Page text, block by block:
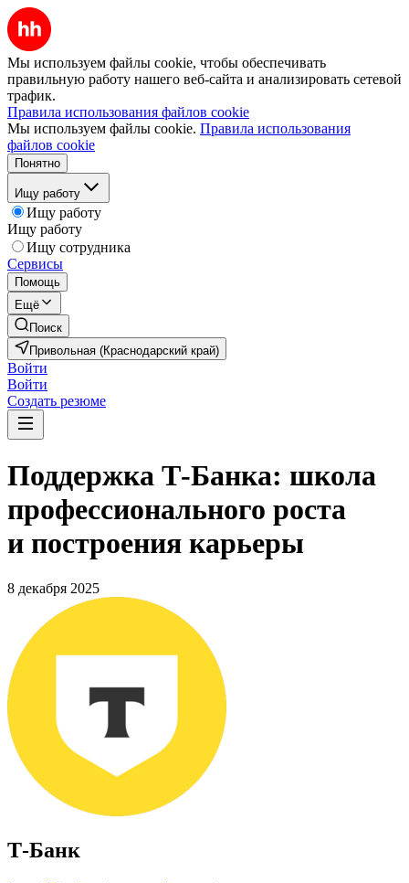
Мы используем файлы cookie, чтобы обеспечивать
правильную работу нашего веб-сайта и анализировать сетевой
трафик.
Правила использования файлов cookie
Мы используем файлы cookie. Правила использования
файлов cookie
Понятно
Ищу работу
Ищу работу
Ищу работу
Ищу сотрудника
Сервисы
Помощь
Ещё
Поиск
Привольная (Краснодарский край)
Войти
Войти
Создать резюме
Поддержка Т-Банка: школа
профессионального роста
и построения карьеры
8 декабря 2025
Т-Банк